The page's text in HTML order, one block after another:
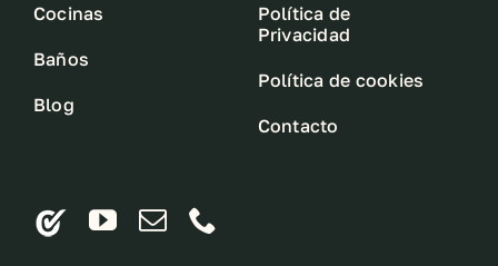
Cocinas
Baños
Blog
Política de
Privacidad
Política de cookies
Contacto